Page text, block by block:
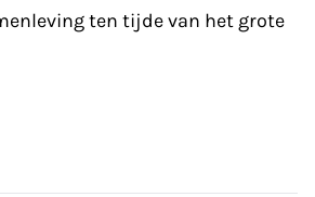
ten tijde van het grote